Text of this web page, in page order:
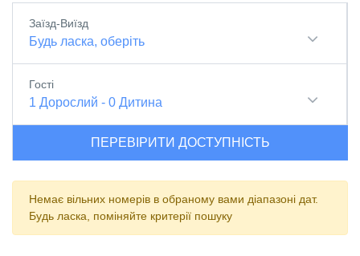
Заїзд-Виїзд
Будь ласка, оберіть
Гості
1 Дорослий - 0 Дитина
ПЕРЕВІРИТИ ДОСТУПНІСТЬ
Немає вільних номерів в обраному вами діапазоні дат.
Будь ласка, поміняйте критерії пошуку